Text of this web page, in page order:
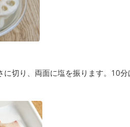
に切り、両面に塩を振ります。10